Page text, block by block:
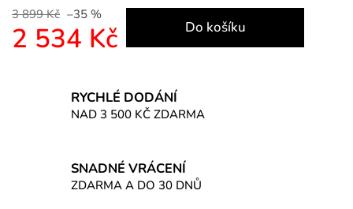
3 899 Kč –35 %
2 534 Kč Do košíku
RYCHLÉ DODÁNÍ
NAD 3 500 KČ ZDARMA
SNADNÉ VRÁCENÍ
ZDARMA A DO 30 DNŮ